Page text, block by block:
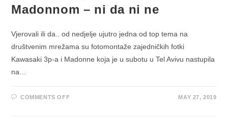
Madonnom – ni da ni ne
Vjerovali ili da.. od nedjelje ujutro jedna od top tema na
društvenim mrežama su fotomontaže zajedničkih fotki
Kawasaki 3p-a i Madonne koja je u subotu u Tel Avivu nastupila
na…
COMMENTS OFFON
MAY 27, 2019